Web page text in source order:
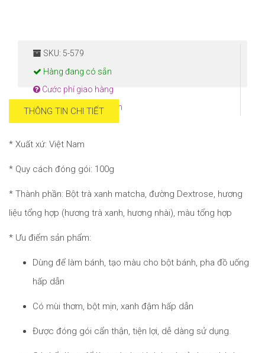
SKU: 5-579
Hàng đang có sẵn
Cước phí giao hàng
Hướng dẫn thanh toán
THÔNG TIN CHI TIẾT
* Xuất xứ: Việt Nam
* Quy cách đóng gói: 100g
* Thành phần: Bột trà xanh matcha, đường Dextrose, hương
liệu tổng hợp (hương trà xanh, hương nhài), màu tổng hợp
* Ưu điểm sản phẩm:
Dùng để làm bánh, tạo màu cho bột bánh, pha đồ uống
hấp dẫn
Có mùi thơm, bột mịn, xanh đậm hấp dẫn
Được đóng gói cẩn thận, tiện lợi, dễ dàng sử dụng.